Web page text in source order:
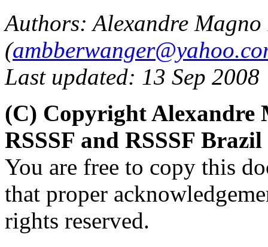
Authors: Alexandre
(
Last updated: 13 Sep 2008
(C) Copyright Alexandre
RSSSF and RSSSF Brazil
You are free to copy this
that proper
rights reserved.